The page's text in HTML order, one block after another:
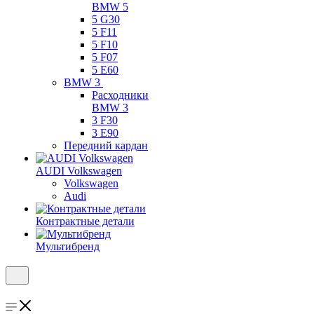
BMW 5
5 G30
5 F11
5 F10
5 F07
5 E60
BMW 3
Расходники
BMW 3
3 F30
3 E90
Передний кардан
AUDI Volkswagen
Volkswagen
Audi
Контрактные детали
Мультибренд